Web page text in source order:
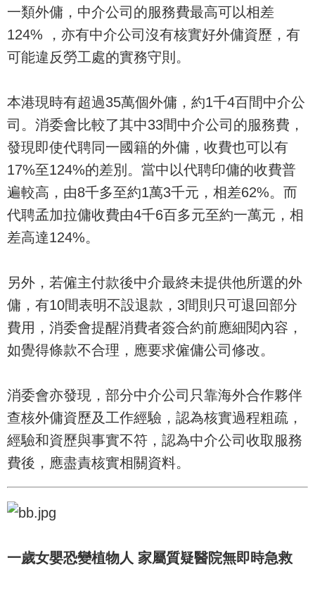
一類外傭，中介公司的服務費最高可以相差
124% ，亦有中介公司沒有核實好外傭資歷，有
可能違反勞工處的實務守則。
本港現時有超過35萬個外傭，約1千4百間中介公
司。消委會比較了其中33間中介公司的服務費，
發現即使代聘同一國籍的外傭，收費也可以有
17%至124%的差別。當中以代聘印傭的收費普
遍較高，由8千多至約1萬3千元，相差62%。而
代聘孟加拉傭收費由4千6百多元至約一萬元，相
差高達124%。
另外，若僱主付款後中介最終未提供他所選的外
傭，有10間表明不設退款，3間則只可退回部分
費用，消委會提醒消費者簽合約前應細閱內容，
如覺得條款不合理，應要求僱傭公司修改。
消委會亦發現，部分中介公司只靠海外合作夥伴
查核外傭資歷及工作經驗，認為核實過程粗疏，
經驗和資歷與事實不符，認為中介公司收取服務
費後，應盡責核實相關資料。
一歲女嬰恐變植物人 家屬質疑醫院無即時急救